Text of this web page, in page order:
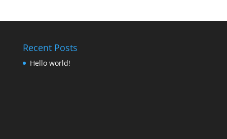
Recent Posts
Hello world!